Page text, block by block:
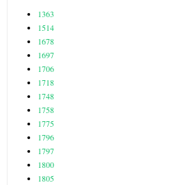
1363
1514
1678
1697
1706
1718
1748
1758
1775
1796
1797
1800
1805